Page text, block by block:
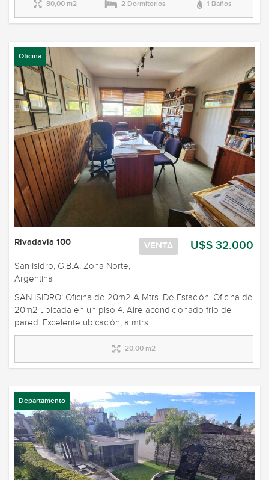
80,00 m2 2 Dormitorios 1 Baños
Oficina
U$S 32.000
VENTA
Rivadavia 100
San Isidro, G.B.A. Zona Norte,
Argentina
SAN ISIDRO: Oficina de 20m2 A Mtrs. De Estación. Oficina de
20m2 ubicada en un piso 4. Aire acondicionado frio de
pared. Excelente ubicación, a mtrs ...
20,00 m2
Departamento